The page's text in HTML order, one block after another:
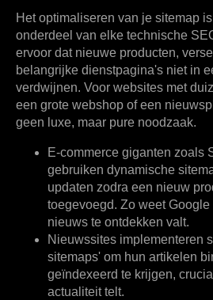
Het optimaliseren van je sitemap
onderdeel van elke technische
ervoor dat nieuwe producten,
belangrijke dienstpagina's niet in
verdwijnen. Voor websites met
een grote webshop of een
geen luxe, maar pure noodzaak.
E-commerce giganten zoals
gebruiken dynamische
updaten zodra een nieuw
toegevoegd. Zo weet
nieuws te ontdekken valt.
Nieuwssites implementeren
sitemaps' om hun artikelen
geïndexeerd te krijgen,
actualiteit telt.